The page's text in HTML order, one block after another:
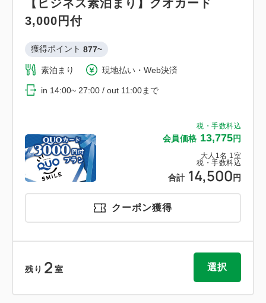
税・手数料込
会員価格 13,775円
大人 1 名 1 室
税・手数料込
合計 14,500 円
【ビジネス素泊まり】クオカード
3,000円付
獲得ポイント 877~
素泊まり 現地払い・Web決済
in 14:00~ 27:00 / out 11:00まで
クーポン獲得
残り 2 室 選択